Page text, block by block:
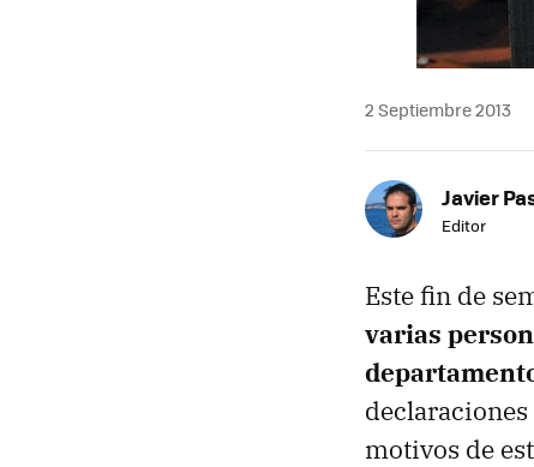
2 Septiembre 2013
Javier
Editor
Este fin de
varias
motivos de